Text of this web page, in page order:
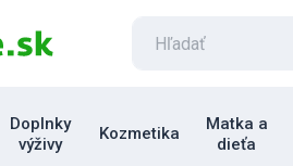
Doplnky
výživy
Kozmetika
Matka a
dieťa